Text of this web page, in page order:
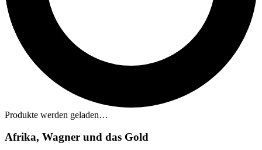
Produkte werden geladen…
Afrika, Wagner und das Gold